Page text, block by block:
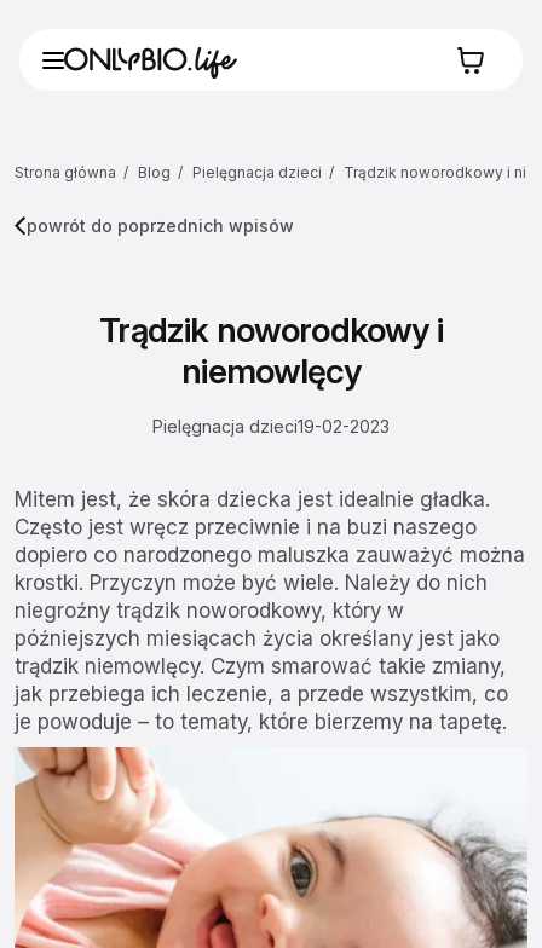
Strona główna Blog Pielęgnacja dzieci Trądzik noworodkowy i
powrót do poprzednich wpisów
Trądzik noworodkowy i
niemowlęcy
Pielęgnacja dzieci19-02-2023
Mitem jest, że skóra dziecka jest idealnie gładka.
Często jest wręcz przeciwnie i na buzi naszego
dopiero co narodzonego maluszka zauważyć można
krostki. Przyczyn może być wiele. Należy do nich
niegroźny trądzik noworodkowy, który w
późniejszych miesiącach życia określany jest jako
trądzik niemowlęcy. Czym smarować takie zmiany,
jak przebiega ich leczenie, a przede wszystkim, co
je powoduje – to tematy, które bierzemy na tapetę.